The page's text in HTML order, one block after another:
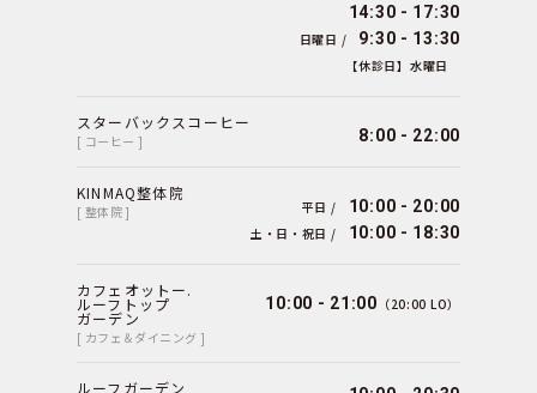
14:30 - 17:30
日曜日 / 9:30 - 13:30
【休診日】水曜日
スターバックスコーヒー
[ コーヒー ] 8:00 - 22:00
KINMAQ整体院
[ 整体院 ] 平日 / 10:00 - 20:00
土・日・祝日 / 10:00 - 18:30
カフェオットー.
ルーフトップ
ガーデン
[ カフェ＆ダイニング ]
10:00 - 21:00 （20:00 LO）
ルーフガーデン